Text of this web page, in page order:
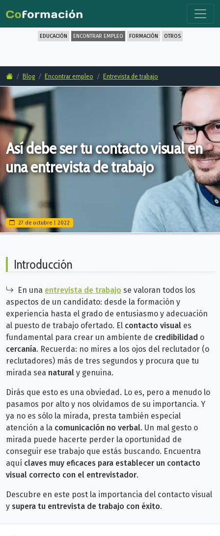
EDUCACIÓN ENCONTRAR EMPLEO FORMACIÓN OTROS
Blog Encontrar empleo Entrevista de trabajo
Así debe ser tu contacto visual en
una entrevista de trabajo
27 de octubre | 2022
Introducción
En una entrevista de trabajo se valoran todos los
aspectos de un candidato: desde la formación y
experiencia hasta el grado de entusiasmo y adecuación
al puesto de trabajo ofertado. El contacto visual es
fundamental para crear un ambiente de credibilidad o
cercanía. Recuerda: no mires a los ojos del reclutador (o
reclutadores) más de tres segundos y procura que tu
mirada sea natural y genuina.
Dirás que esto es una obviedad. Lo es, pero a menudo lo
pasamos por alto y nos olvidamos de su importancia. Y
ya no es sólo la mirada, presta también especial
atención a la comunicación no verbal. Un mal gesto o
mirada puede hacerte perder la oportunidad de
conseguir ese trabajo que estás buscando. Encuentra
aquí claves muy eficaces para establecer un contacto
visual correcto con el entrevistador.
Descubre en este post la importancia del contacto visual
y supera tu entrevista de trabajo con éxito.